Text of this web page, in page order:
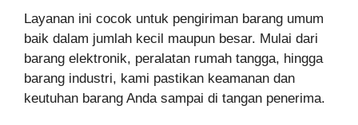
Layanan ini cocok untuk pengiriman barang umum
baik dalam jumlah kecil maupun besar. Mulai dari
barang elektronik, peralatan rumah tangga, hingga
barang industri, kami pastikan keamanan dan
keutuhan barang Anda sampai di tangan penerima.